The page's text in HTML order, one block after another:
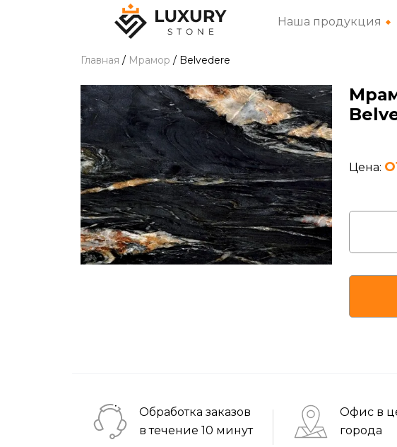
Наша продукция
Главная / Мрамор / Belvedere
Цена:
Обработка заказов
в течение 10 минут
Офис в
города